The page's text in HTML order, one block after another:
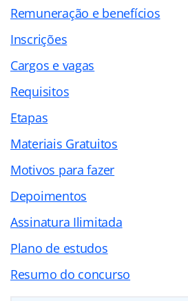
Remuneração e benefícios
Inscrições
Cargos e vagas
Requisitos
Etapas
Materiais Gratuitos
Motivos para fazer
Depoimentos
Assinatura Ilimitada
Plano de estudos
Resumo do concurso